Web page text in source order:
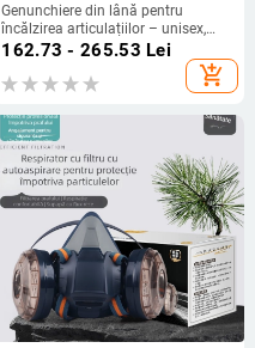
Genunchiere din lână pentru
încălzirea articulațiilor – unisex,
pentru adulți, cu închidere Velcro
162.73 - 265.53 Lei
add_shopping_cart